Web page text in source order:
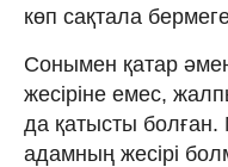
көп сақтала
Сонымен қатар
жесіріне емес,
да қатысты
адамның жесірі